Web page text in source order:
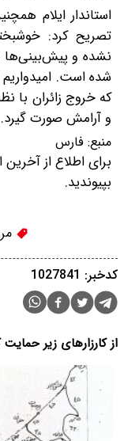
استاندار ایلام
تصریح کرد:
نشده و پیش‌بینی‌ها
شده است.
که خروج زائران با
و آرامش صورت گیرد.
منبع: فارس
برای اطلاع از
بپیوندید.
کدخبر: 1027841
از کارزارهای زیر حمایت